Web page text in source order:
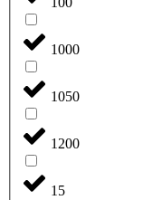
1000
1050
1200
15